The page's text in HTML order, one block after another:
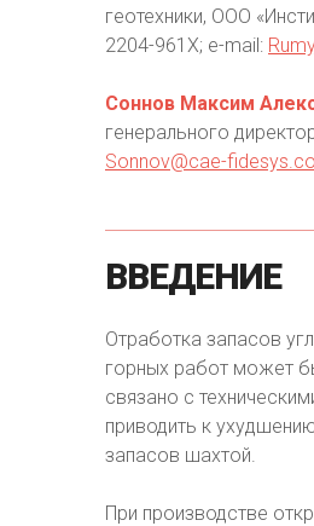
геотехники, ООО
2204-961X; e-mail:
Соннов Максим
генерального
Sonnov@cae-
ВВЕДЕНИЕ
Отработка запасов
горных работ может
связано с
приводить к
запасов шахтой.
При производстве